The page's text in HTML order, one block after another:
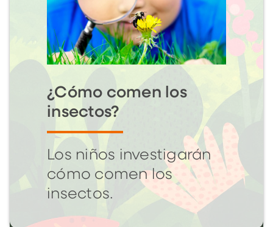
¿Cómo comen los
insectos?
Los niños investigarán
cómo comen los
insectos.